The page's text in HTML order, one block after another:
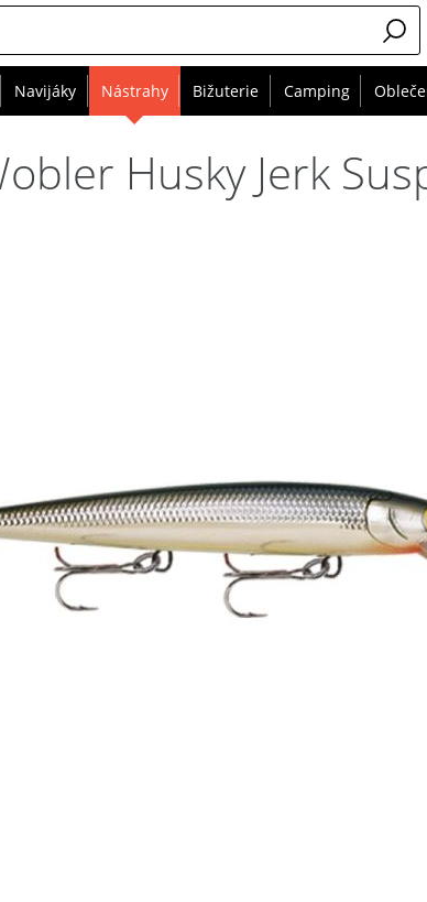
Navijáky Nástrahy Bižuterie Camping
Husky Jerk